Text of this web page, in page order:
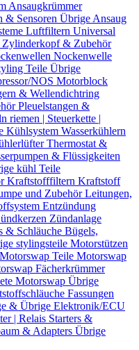
Ansaugkrümmer
& Sensoren Übrige Ansaug
Luftfiltern Universal
Zylinderkopf & Zubehör
Nockenwelle
Teile Übrige
NOS Motorblock
& Wellendichtring
Pleuelstangen &
riemen | Steuerkette |
Kühlsystem Wasserkühlern
Thermostat &
& Flüssigkeiten
kühl Teile
Kraftstofffiltern Kraftstoff
und ZubehörLeitungen,
Entzündung
Zündanlage
& Schläuche Bügels,
stylingsteile Motorstützen
Motorswap Teile Motorswap
Fächerkrümmer
Motorswap Übrige
Fassungen
& Übrige Elektronik/ECU
| Relais Starters &
& Adapters Übrige